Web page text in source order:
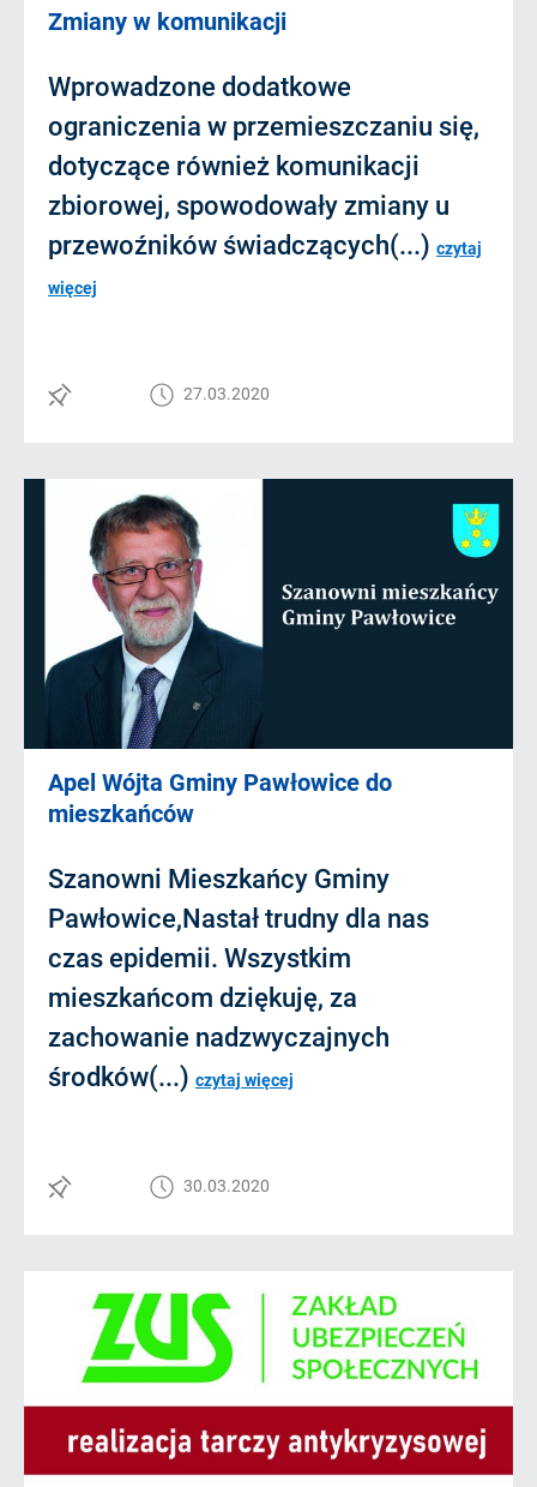
Zmiany w komunikacji
Wprowadzone dodatkowe
ograniczenia w przemieszczaniu się,
dotyczące również komunikacji
zbiorowej, spowodowały zmiany u
przewoźników świadczących(...) czytaj
więcej
27.03.2020
Apel Wójta Gminy Pawłowice do
mieszkańców
Szanowni Mieszkańcy Gminy
Pawłowice,Nastał trudny dla nas
czas epidemii. Wszystkim
mieszkańcom dziękuję, za
zachowanie nadzwyczajnych
środków(...) czytaj więcej
30.03.2020